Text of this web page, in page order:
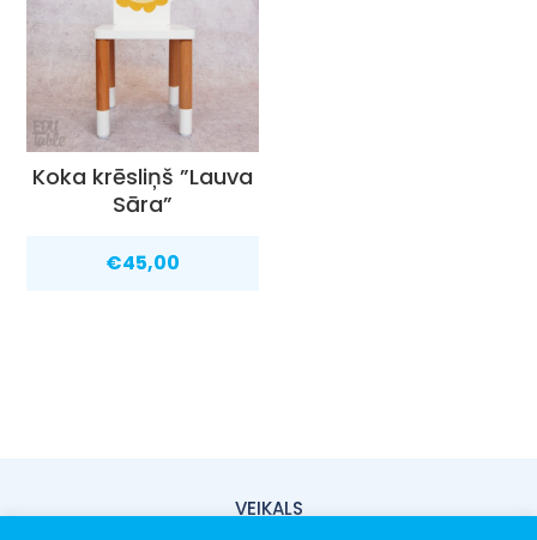
Koka krēsliņš ”Lauva
Sāra”
€45,00
VEIKALS